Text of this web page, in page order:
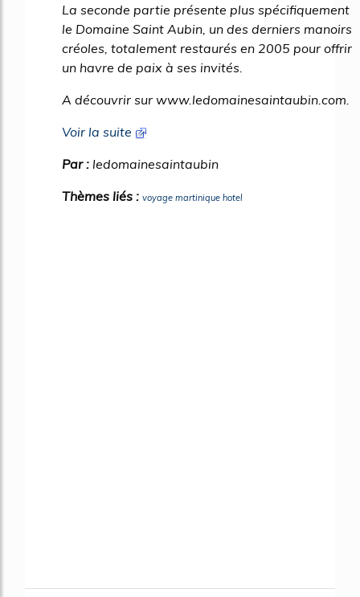
La seconde partie présente plus spécifiquement
le Domaine Saint Aubin, un des derniers manoirs
créoles, totalement restaurés en 2005 pour offrir
un havre de paix à ses invités.
A découvrir sur www.ledomainesaintaubin.com.
Voir la suite
Par : ledomainesaintaubin
Thèmes liés : voyage martinique hotel